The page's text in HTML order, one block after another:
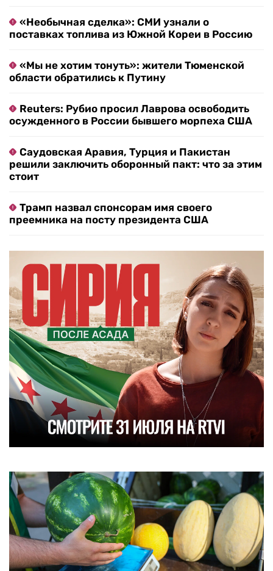
«Необычная сделка»: СМИ узнали о
поставках топлива из Южной Кореи в Россию
«Мы не хотим тонуть»: жители Тюменской
области обратились к Путину
Reuters: Рубио просил Лаврова освободить
осужденного в России бывшего морпеха США
Саудовская Аравия, Турция и Пакистан
решили заключить оборонный пакт: что за этим
стоит
Трамп назвал спонсорам имя своего
преемника на посту президента США